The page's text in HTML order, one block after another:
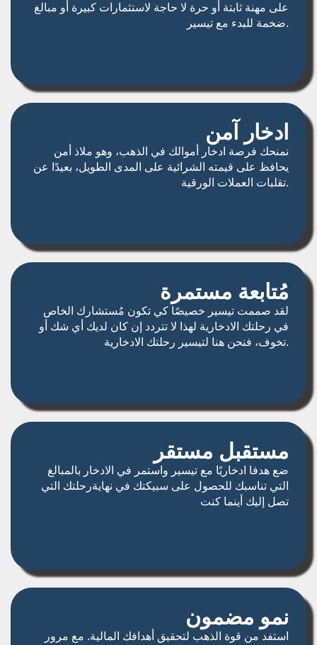
على مهنة ثابتة أو حرة لا حاجة لاستثمارات كبيرة أو مبالغ
ضخمة للبدء مع تيسير.
ادخار آمن
نمنحك فرصة ادخار أموالك في الذهب، وهو ملاذ أمن
يحافظ على قيمته الشرائية على المدى الطويل، بعيدًا عن
تقلبات العملات الورقية.
مُتابعة مستمرة
لقد صممت تيسير خصيصًا كي تكون مُستشارك الخاص
في رحلتك الادخارية لهذا لا تتردد إن كان لديك أي شك أو
تخوف، فنحن هنا لتيسير رحلتك الادخارية.
مستقبل مستقر
ضع هدفا ادخاريًا مع تيسير واستمر في الادخار بالمبالغ
التي تناسبك للحصول على سبيكتك في نهايةرحلتك التي
تصل إليك أينما كنت
نمو مضمون
استفد من قوة الذهب لتحقيق أهدافك المالية. مع مرور